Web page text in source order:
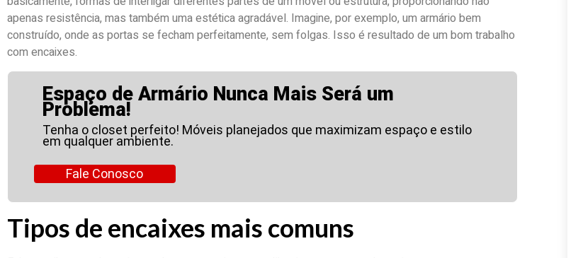
apenas resistência, mas também uma estética agradável. Imagine, por exemplo, um armário bem
construído, onde as portas se fecham perfeitamente, sem folgas. Isso é resultado de um bom trabalho
com encaixes.
Espaço de Armário Nunca Mais Será um
Problema!
Tenha o closet perfeito! Móveis planejados que maximizam espaço e estilo
em qualquer ambiente.
Fale Conosco
Tipos de encaixes mais comuns